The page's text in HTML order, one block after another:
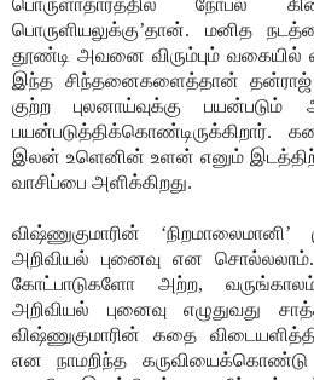
பொருளாதாரத்தில் நோபல்
பொருளியலுக்கு’தான். மனித
தூண்டி அவனை விரும்பும் வகையில்
இந்த சிந்தனைகளைத்தான்
குற்ற புலனாய்வுக்கு
பயன்படுத்திக்கொண்டிருக்கிறார்.
இலன் உளெனின் உளன் எனும்
வாசிப்பை அளிக்கிறது.
விஷ்ணுகுமாரின்
அறிவியல் புனைவு என சொல்லலாம்.
கோட்பாடுகளோ அற்ற,
அறிவியல் புனைவு எழுதுவது
விஷ்ணுகுமாரின் கதை
என நாமறிந்த